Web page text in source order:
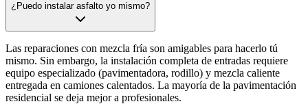
¿Puedo instalar asfalto yo mismo?
Las reparaciones con mezcla fría son amigables para hacerlo tú
mismo. Sin embargo, la instalación completa de entradas requiere
equipo especializado (pavimentadora, rodillo) y mezcla caliente
entregada en camiones calentados. La mayoría de la pavimentación
residencial se deja mejor a profesionales.